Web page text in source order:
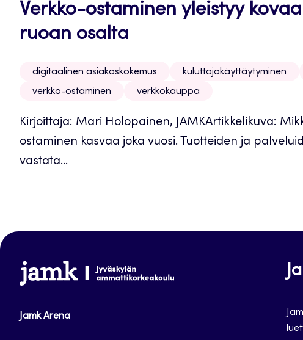
Verkko-ostaminen yleistyy
ruoan osalta
digitaalinen asiakaskokemus kuluttajakäyttäytyminen
verkko-ostaminen
verkkokauppa
Kirjoittaja: Mari Holopainen, JAMKArtikkelikuva:
ostaminen kasvaa joka vuosi. Tuotteiden ja
vastata...
www.jamk.fi
Jamk Arena